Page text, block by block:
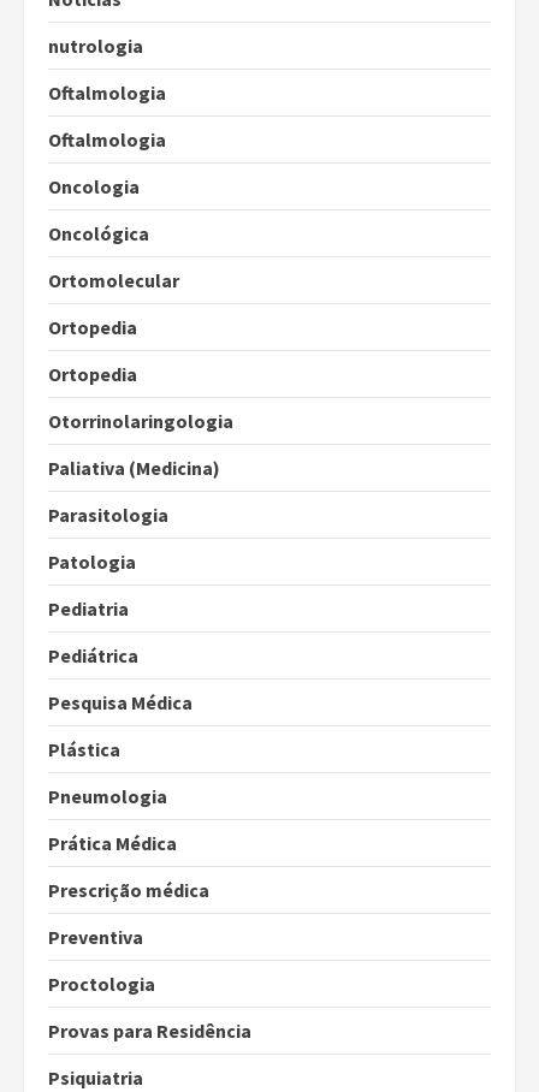
nutrologia
Oftalmologia
Oftalmologia
Oncologia
Oncológica
Ortomolecular
Ortopedia
Ortopedia
Otorrinolaringologia
Paliativa (Medicina)
Parasitologia
Patologia
Pediatria
Pediátrica
Pesquisa Médica
Plástica
Pneumologia
Prática Médica
Prescrição médica
Preventiva
Proctologia
Provas para Residência
Psiquiatria